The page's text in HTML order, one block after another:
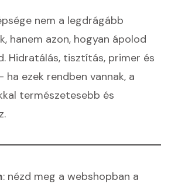
nem a legdrágább
hanem azon, hogyan ápolod
Hidratálás, tisztítás, primer és
ha ezek rendben vannak, a
természetesebb és
: nézd meg a webshopban a